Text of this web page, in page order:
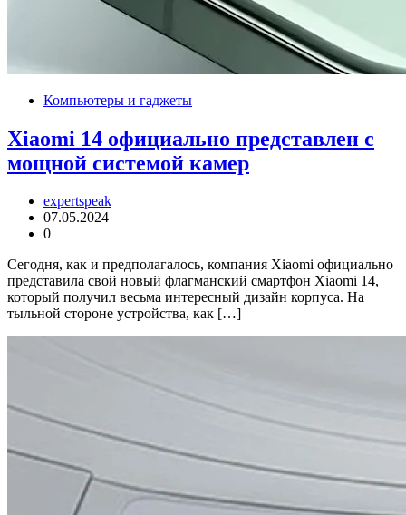
Компьютеры и гаджеты
Xiaomi 14 официально представлен с
мощной системой камер
expertspeak
07.05.2024
0
Сегодня, как и предполагалось, компания Xiaomi официально
представила свой новый флагманский смартфон Xiaomi 14,
который получил весьма интересный дизайн корпуса. На
тыльной стороне устройства, как […]